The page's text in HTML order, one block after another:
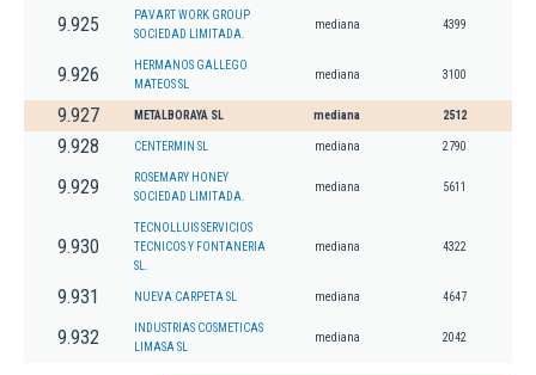
9.925
PAVART WORK GROUP
SOCIEDAD LIMITADA.
mediana 4399
9.926
HERMANOS GALLEGO
MATEOS SL
mediana 3100
9.927 METALBORAYA SL mediana 2512
9.928 CENTERMIN SL mediana 2790
9.929
ROSEMARY HONEY
SOCIEDAD LIMITADA.
mediana 5611
9.930
TECNOLLUIS SERVICIOS
TECNICOS Y FONTANERIA
SL.
mediana 4322
9.931 NUEVA CARPETA SL mediana 4647
9.932
INDUSTRIAS COSMETICAS
LIMASA SL
mediana 2042